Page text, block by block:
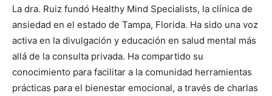
La dra. Ruiz fundó Healthy Mind Specialists, la clínica de
ansiedad en el estado de Tampa, Florida. Ha sido una voz
activa en la divulgación y educación en salud mental más
allá de la consulta privada. Ha compartido su
conocimiento para facilitar a la comunidad herramientas
prácticas para el bienestar emocional, a través de charlas